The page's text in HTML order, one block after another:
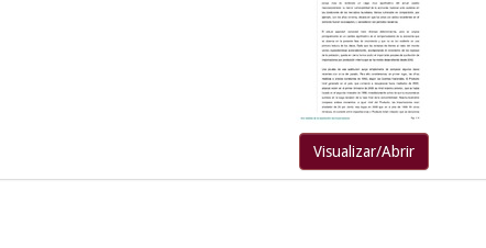
Visualizar/Abrir